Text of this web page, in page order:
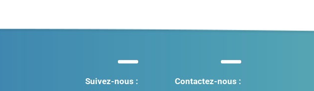
Suivez-nous : Contactez-nous :